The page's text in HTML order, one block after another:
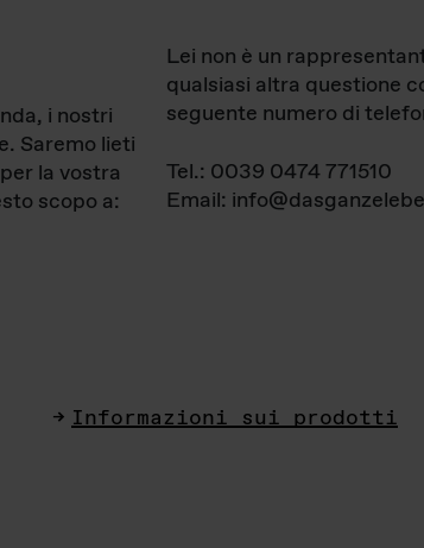
i nostri
Saremo lieti
la vostra
scopo a:
Lei non è un
qualsiasi altra questione
seguente numero di
Tel.: 0039 0474 771510
Email:
Informazioni sui prodotti